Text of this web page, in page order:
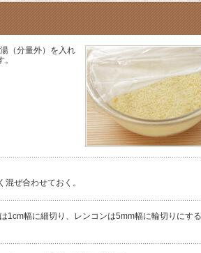
（分量外）を入れ
ぜ合わせておく。
1cm幅に細切り、レンコンは5mm幅に輪切りにする